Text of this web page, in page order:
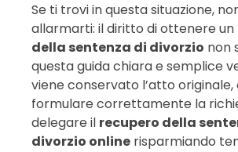
Se ti trovi in questa situazione,
allarmarti: il diritto di ottenere un
della sentenza di divorzio non
questa guida chiara e semplice
viene conservato l’atto originale,
formulare correttamente la
delegare il recupero della
divorzio online risparmiando